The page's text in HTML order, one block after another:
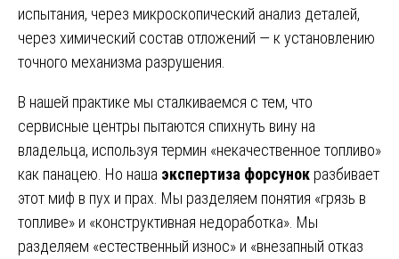
испытания, через микроскопический анализ деталей,
через химический состав отложений — к установлению
точного механизма разрушения.
В нашей практике мы сталкиваемся с тем, что
сервисные центры пытаются спихнуть вину на
владельца, используя термин «некачественное топливо»
как панацею. Но наша экспертиза форсунок разбивает
этот миф в пух и прах. Мы разделяем понятия «грязь в
топливе» и «конструктивная недоработка». Мы
разделяем «естественный износ» и «внезапный отказ